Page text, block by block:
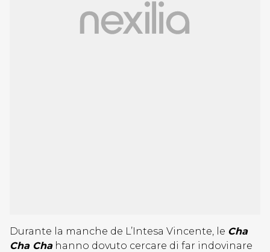
Durante la manche de L’Intesa Vincente, le Cha
Cha Chahanno dovuto cercare di far indovinare